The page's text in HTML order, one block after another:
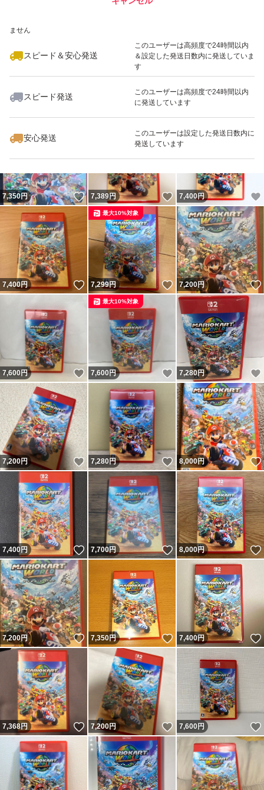
ません
スピード＆安心発送
このユーザーは高頻度で24時間以内
＆設定した発送日数内に発送していま
す
スピード発送
このユーザーは高頻度で24時間以内
に発送しています
安心発送
このユーザーは設定した発送日数内に
発送しています
いいね！
7,200
7,350円 いいね！
7,389円 いいね！
7,400円
7,400円 いいね！
7,299円 いいね！
最大10%対象
7,200円
7,600円 いいね！
7,600円 いいね！
最大10%対象
7,280円
7,200円 いいね！
7,280円 いいね！
8,000円
7,400円 いいね！
7,700円 いいね！
8,000円
7,200円 いいね！
7,350円 いいね！
7,400円
7,368円 いいね！
7,200円 いいね！
7,600円